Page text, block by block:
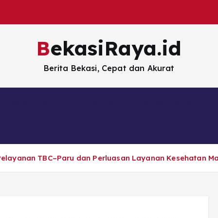
BekasiRaya.id
Berita Bekasi, Cepat dan Akurat
TBC–Paru dan Perluasan Layanan Kesehatan